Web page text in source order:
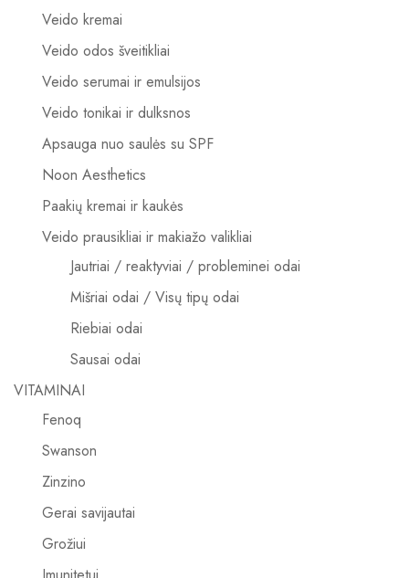
Veido kremai
Veido odos šveitikliai
Veido serumai ir emulsijos
Veido tonikai ir dulksnos
Apsauga nuo saulės su SPF
Noon Aesthetics
Paakių kremai ir kaukės
Veido prausikliai ir makiažo valikliai
Jautriai / reaktyviai / probleminei odai
Mišriai odai / Visų tipų odai
Riebiai odai
Sausai odai
VITAMINAI
Fenoq
Swanson
Zinzino
Gerai savijautai
Grožiui